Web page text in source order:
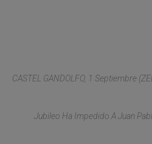
CASTEL GANDOLFO, 1 Septiembre
Jubileo Ha Impedido A Juan